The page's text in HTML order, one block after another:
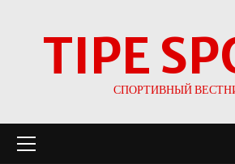
TIPE
СПОРТИВНЫЙ
меню